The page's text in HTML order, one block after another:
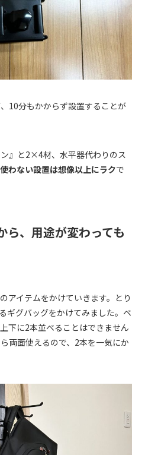
10分もかからず設置することが
』と2×4材、水平器代わりのス
わない設置は想像以上にラクで
ら、用途が変わっても
アイテムをかけていきます。とり
ギグバッグをかけてみました。ベ
下に2本並べることはできません
両面使えるので、2本を一気にか